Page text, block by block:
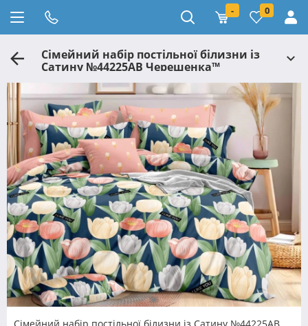
- 0
Сімейний набір постільної білизни із
Сатину №44225AB Черешенка™